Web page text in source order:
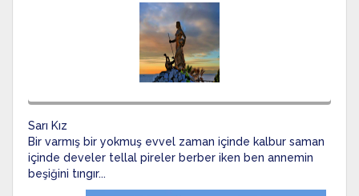
Sarı Kız
Bir varmış bir yokmuş evvel zaman içinde kalbur saman
içinde develer tellal pireler berber iken ben annemin
beşiğini tıngır...